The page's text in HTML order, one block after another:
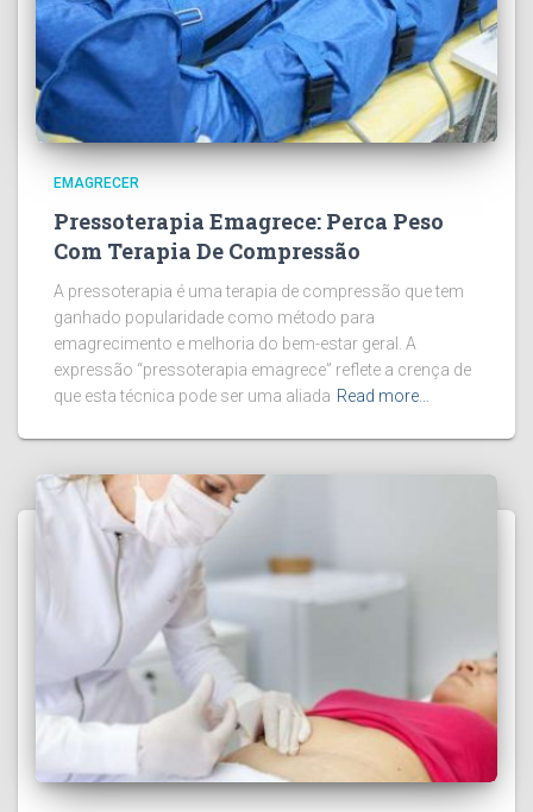
EMAGRECER
Pressoterapia Emagrece: Perca Peso
Com Terapia De Compressão
A pressoterapia é uma terapia de compressão que tem
ganhado popularidade como método para
emagrecimento e melhoria do bem-estar geral. A
expressão “pressoterapia emagrece” reflete a crença de
que esta técnica pode ser uma aliada Read more…